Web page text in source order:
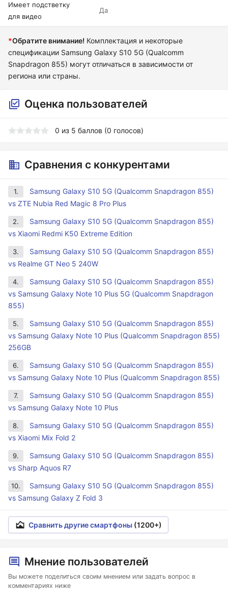
Имеет подстветку
для видео
Да
*Обратите внимание! Комплектация и некоторые
спецификации Samsung Galaxy S10 5G (Qualcomm
Snapdragon 855) могут отличаться в зависимости от
региона или страны.
Оценка пользователей
0 из 5 баллов (0 голосов)
Сравнения с конкурентами
1.
Samsung Galaxy S10 5G (Qualcomm Snapdragon 855)
vs ZTE Nubia Red Magic 8 Pro Plus
2.
Samsung Galaxy S10 5G (Qualcomm Snapdragon 855)
vs Xiaomi Redmi K50 Extreme Edition
3.
Samsung Galaxy S10 5G (Qualcomm Snapdragon 855)
vs Realme GT Neo 5 240W
4.
Samsung Galaxy S10 5G (Qualcomm Snapdragon 855)
vs Samsung Galaxy Note 10 Plus 5G (Qualcomm Snapdragon
855)
5.
Samsung Galaxy S10 5G (Qualcomm Snapdragon 855)
vs Samsung Galaxy Note 10 Plus (Qualcomm Snapdragon 855)
256GB
6.
Samsung Galaxy S10 5G (Qualcomm Snapdragon 855)
vs Samsung Galaxy Note 10 Plus (Qualcomm Snapdragon 855)
7.
Samsung Galaxy S10 5G (Qualcomm Snapdragon 855)
vs Samsung Galaxy Note 10 Plus
8.
Samsung Galaxy S10 5G (Qualcomm Snapdragon 855)
vs Xiaomi Mix Fold 2
9.
Samsung Galaxy S10 5G (Qualcomm Snapdragon 855)
vs Sharp Aquos R7
10.
Samsung Galaxy S10 5G (Qualcomm Snapdragon 855)
vs Samsung Galaxy Z Fold 3
Сравнить другие смартфоны (1200+)
Мнение пользователей
Вы можете поделиться своим мнением или задать вопрос в
комментариях ниже